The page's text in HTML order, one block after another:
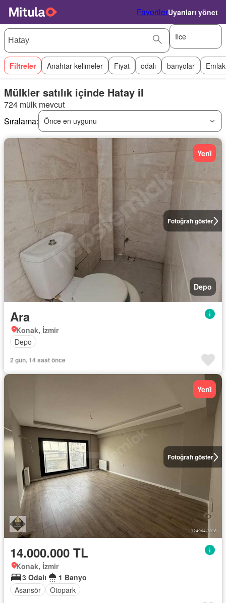
FavorilerUyarıları yönet
Ilce
Filtreler Anahtar kelimeler Fiyat odalı banyolar
Mülkler satılık içinde Hatay il
724 mülk mevcut
Sıralama: Önce en uygunu
Fotoğrafı göster
Yeni̇
Depo
Ara
Konak, İzmir
Depo
2 gün, 14 saat önce
Fotoğrafı göster
Yeni̇
14.000.000 TL
Konak, İzmir
3 Odalı
1 Banyo
Asansör
Otopark